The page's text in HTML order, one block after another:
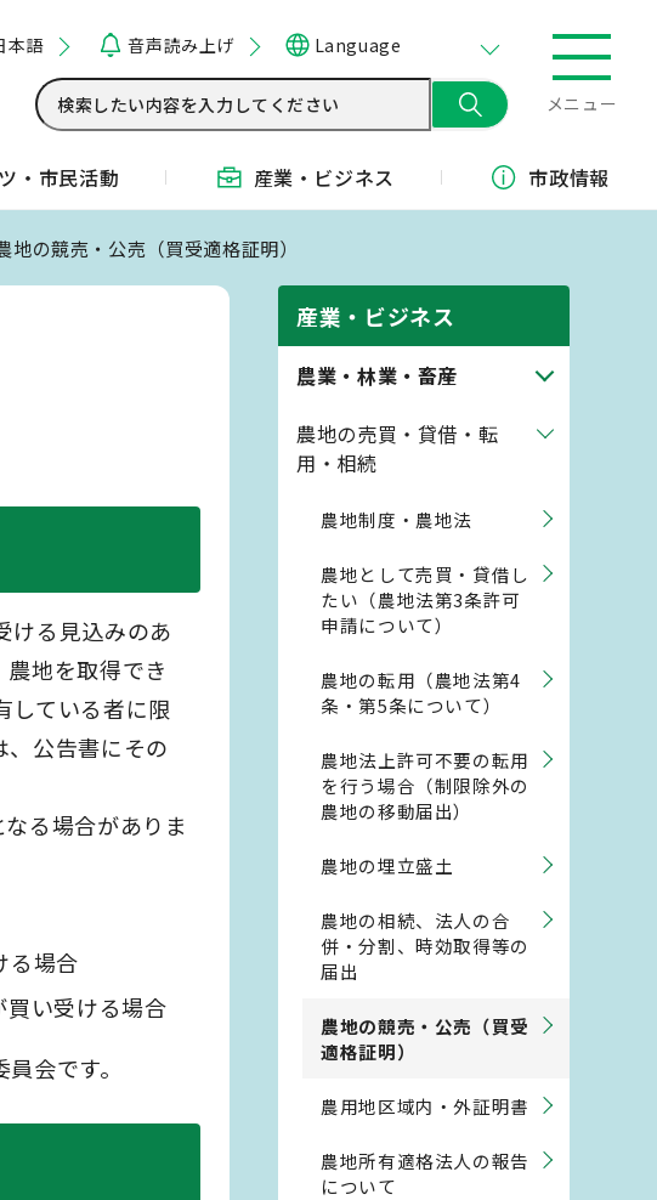
本語 音声読み上げ Language
メニュー
・ 市民活動 産業・ ビジネス 市政情報
地の競売・公売（買受適格証明）
ける見込みのあ
地を取得でき
している者に限
公告書にその
る場合がありま
る場合
い受ける場合
会です。
産業・ビジネス
農業・林業・畜産
農地の売買・貸借・転
用・相続
農地制度・農地法
農地として売買・貸借し
たい（農地法第3条許可
申請について）
農地の転用（農地法第4
条・第5条について）
農地法上許可不要の転用
を行う場合（制限除外の
農地の移動届出）
農地の埋立盛土
農地の相続、法人の合
併・分割、時効取得等の
届出
農地の競売・公売（買受
適格証明）
農用地区域内・外証明書
農地所有適格法人の報告
について